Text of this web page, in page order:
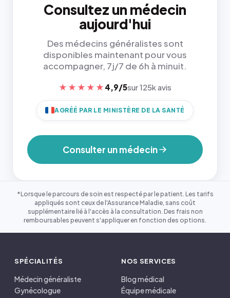
Consultez un médecin
aujourd'hui
Des médecins généralistes sont
disponibles maintenant pour vous
accompagner, 7j/7 de 6h à minuit.
★★★★★ 4,9/5sur 125k avis
AGRÉÉ PAR LE MINISTÈRE DE LA SANTÉ
Consulter un médecin
*Lorsque le parcours de soin est respecté par le patient. Les tarifs
appliqués sont ceux de l'Assurance Maladie, sans coût
supplémentaire lié à l'accès à la consultation. Des frais non
remboursables peuvent s'appliquer en fonction des options.
SPÉCIALITÉS
Médecin généraliste
Gynécologue
NOS SERVICES
Blog médical
Équipe médicale